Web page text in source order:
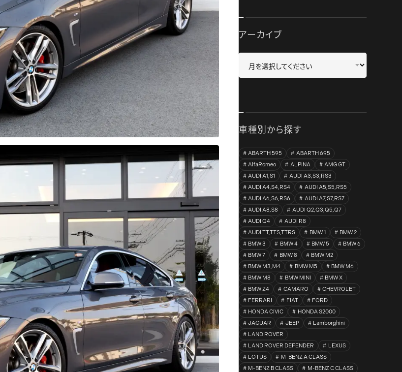
アーカイブ
車種別から探す
ABARTH 595
ABARTH 695
AlfaRomeo
ALPINA
AMG GT
AUDI A1,S1
AUDI A3,S3,RS3
AUDI A4,S4,RS4
AUDI A5,S5,RS5
AUDI A6,S6,RS6
AUDI A7,S7,RS7
AUDI A8,S8
AUDI Q2,Q3,Q5,Q7
AUDI Q4
AUDI R8
AUDI TT,TTS,TTRS
BMW 1
BMW 2
BMW 3
BMW 4 BMW 5
BMW 6
BMW 7
BMW 8
BMW M2
BMW M3,M4
BMW M5
BMW M6
BMW M8
BMW MINI
BMW X
BMW Z4
CAMARO
CHEVROLET
FERRARI
FIAT
FORD
HONDA CIVIC
HONDA S2000
JAGUAR
JEEP
Lamborghini
LAND ROVER
LAND ROVER DEFENDER
LEXUS
LOTUS
M-BENZ A CLASS
M-BENZ B CLASS
M-BENZ C CLASS